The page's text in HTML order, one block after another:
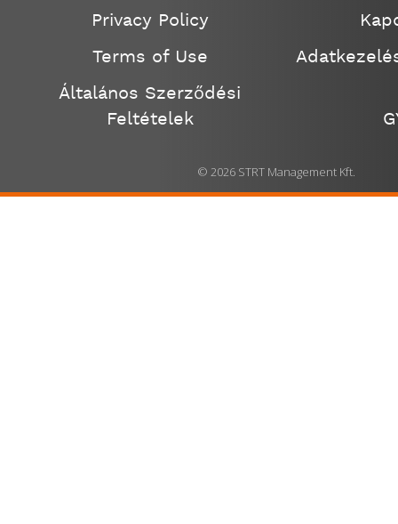
Privacy Policy
Terms of Use
Általános Szerződési
Feltételek
© 2026 STRT Management Kft.